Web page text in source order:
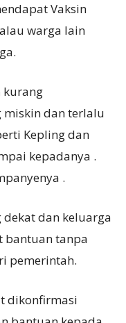
Vaksin
warga lain
kurang
miskin dan terlalu
Kepling dan
kepadanya .
.
dan keluarga
bantuan tanpa
pemerintah.
dikonfirmasi